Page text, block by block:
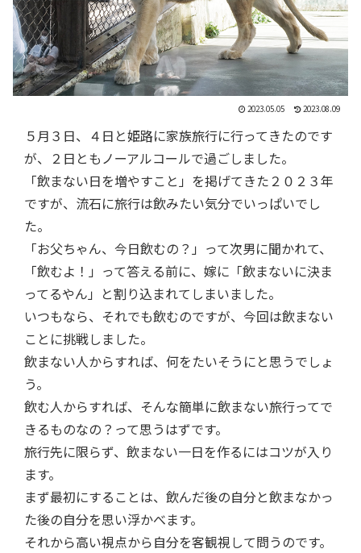
2023.05.05 2023.08.09
５月３日、４日と姫路に家族旅行に行ってきたのです
が、２日ともノーアルコールで過ごしました。
「飲まない日を増やすこと」を掲げてきた２０２３年
ですが、流石に旅行は飲みたい気分でいっぱいでし
た。
「お父ちゃん、今日飲むの？」って次男に聞かれて、
「飲むよ！」って答える前に、嫁に「飲まないに決ま
ってるやん」と割り込まれてしまいました。
いつもなら、それでも飲むのですが、今回は飲まない
ことに挑戦しました。
飲まない人からすれば、何をたいそうにと思うでしょ
う。
飲む人からすれば、そんな簡単に飲まない旅行ってで
きるものなの？って思うはずです。
旅行先に限らず、飲まない一日を作るにはコツが入り
ます。
まず最初にすることは、飲んだ後の自分と飲まなかっ
た後の自分を思い浮かべます。
それから高い視点から自分を客観視して問うのです。